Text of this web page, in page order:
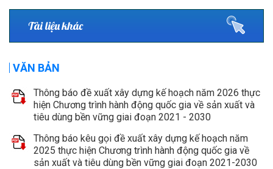
Tài liệu khác
VĂN BẢN
Thông báo đề xuất xây dựng kế hoạch năm 2026 thực
hiện Chương trình hành động quốc gia về sản xuất và
tiêu dùng bền vững giai đoạn 2021 - 2030
Thông báo kêu gọi đề xuất xây dựng kế hoạch năm
2025 thực hiện Chương trình hành động quốc gia về
sản xuất và tiêu dùng bền vững giai đoạn 2021-2030